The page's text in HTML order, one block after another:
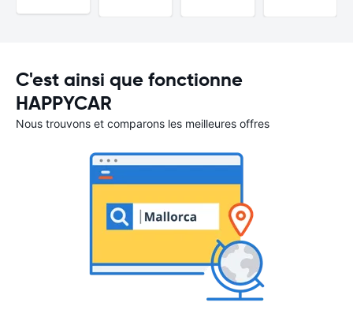
C'est ainsi que fonctionne
HAPPYCAR
Nous trouvons et comparons les meilleures offres